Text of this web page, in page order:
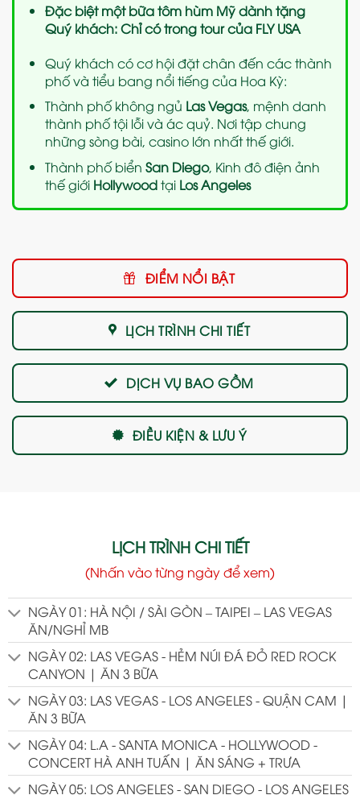
Đặc biệt một bữa tôm hùm Mỹ dành tặng
Quý khách: Chỉ có trong tour của FLY USA
Quý khách có cơ hội đặt chân đến các thành
phố và tiểu bang nổi tiếng của Hoa Kỳ:
Thành phố không ngủ Las Vegas, mệnh danh
thành phố tội lỗi và ác quỷ. Nơi tập chung
những sòng bài, casino lớn nhất thế giới.
Thành phố biển San Diego, Kinh đô điện ảnh
thế giới Hollywoodtại Los Angeles
LỊCH TRÌNH CHI TIẾT
(Nhấn vào từng ngày để xem)
NGÀY 01: HÀ NỘI / SÀI GÒN – TAIPEI – LAS VEGAS
ĂN/NGHỈ MB
NGÀY 02: LAS VEGAS - HẺM NÚI ĐÁ ĐỎ RED ROCK
CANYON | ĂN 3 BỮA
NGÀY 03: LAS VEGAS - LOS ANGELES - QUẬN CAM |
ĂN 3 BỮA
NGÀY 04: L.A - SANTA MONICA - HOLLYWOOD -
CONCERT HÀ ANH TUẤN | ĂN SÁNG + TRƯA
NGÀY 05: LOS ANGELES - SAN DIEGO - LOS ANGELES
ĐIỂM NỔI BẬT
LỊCH TRÌNH CHI TIẾT
DỊCH VỤ BAO GỒM
ĐIỀU KIỆN & LƯU Ý